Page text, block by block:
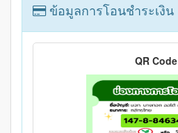
ข้อมูลการโอนชำระเงิน
QR Code